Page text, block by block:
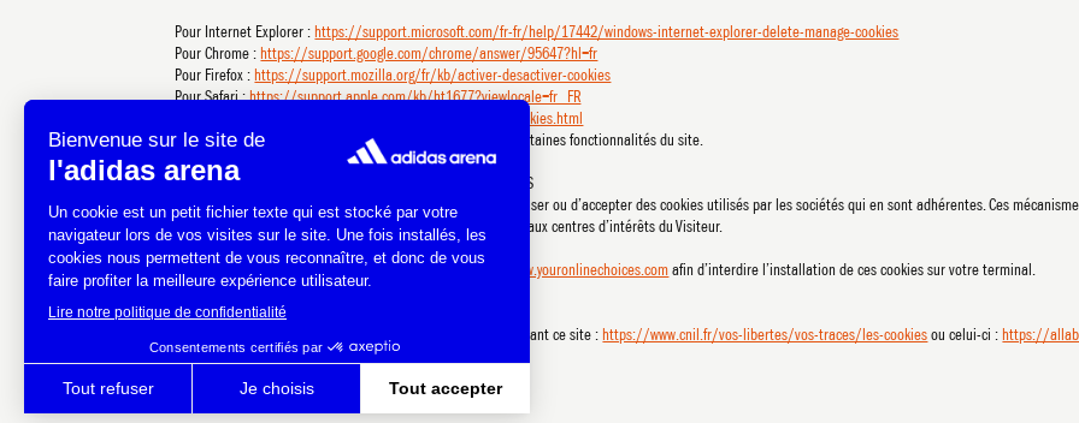
Pour Internet Explorer :https://support.microsoft.com/fr-fr/help/17442/windows-internet-explorer-delete-manage-cookies
Pour Chrome :https://support.google.com/chrome/answer/95647?hl=fr
Pour Firefox :https://support.mozilla.org/fr/kb/activer-desactiver-cookies
Pour Safari :https://support.apple.com/kb/ht1677?viewlocale=fr_FR
https://help.opera.com/Windows/10.20/fr/cookies.html
La désactivation des cookies risque d’empêcher d’utiliser certaines fonctionnalités du site.
DÉSACTIVER LES COOKIES VIA DES PLATEFORMES SPÉCIALISÉES
Plusieurs plateformes offrent également la possibilité de refuser ou d’accepter des cookies utilisés par les sociétés qui en sont adhérentes. Ces
l’installation de cookies permettant d’adapter les publicités aux centres d’intérêts du Visiteur.
Vous pouvez par exemple vous rendre sur le site https://www.youronlinechoices.comafin d’interdire l’installation de ces cookies sur votre terminal.
PLUS D’INFORMATIONS SUR LES COOKIES
Vous trouverez plus d’informations sur les cookies en consultant ce site :https://www.cnil.fr/vos-libertes/vos-traces/les-cookiesou celui-ci :https://